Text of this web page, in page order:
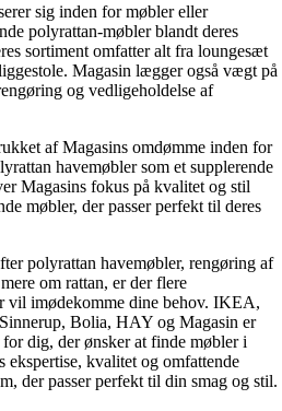
sig inden for møbler eller
polyrattan-møbler blandt deres
sortiment omfatter alt fra loungesæt
Magasin lægger også vægt på
og vedligeholdelse af
af Magasins omdømme inden for
havemøbler som et supplerende
Magasins fokus på kvalitet og stil
møbler, der passer perfekt til deres
polyrattan havemøbler, rengøring af
om rattan, er der flere
vil imødekomme dine behov. IKEA,
Bolia, HAY og Magasin er
dig, der ønsker at finde møbler i
ekspertise, kvalitet og omfattende
der passer perfekt til din smag og stil.